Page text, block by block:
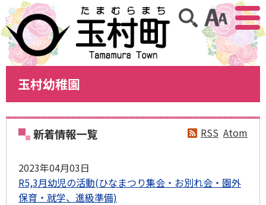
アクセ
サイト内検索
玉村幼稚園
RSS Atom
新着情報一覧
2023年04月03日
R5,3月幼児の活動(ひなまつり集会・お別れ会・園外
保育・就学、進級準備)